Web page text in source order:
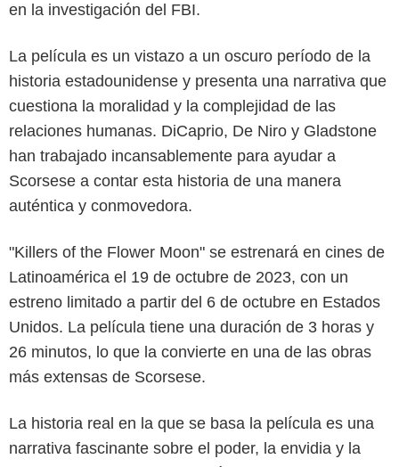
en la investigación del FBI.
La película es un vistazo a un oscuro período de la
historia estadounidense y presenta una narrativa que
cuestiona la moralidad y la complejidad de las
relaciones humanas. DiCaprio, De Niro y Gladstone
han trabajado incansablemente para ayudar a
Scorsese a contar esta historia de una manera
auténtica y conmovedora.
"Killers of the Flower Moon" se estrenará en cines de
Latinoamérica el 19 de octubre de 2023, con un
estreno limitado a partir del 6 de octubre en Estados
Unidos. La película tiene una duración de 3 horas y
26 minutos, lo que la convierte en una de las obras
más extensas de Scorsese.
La historia real en la que se basa la película es una
narrativa fascinante sobre el poder, la envidia y la